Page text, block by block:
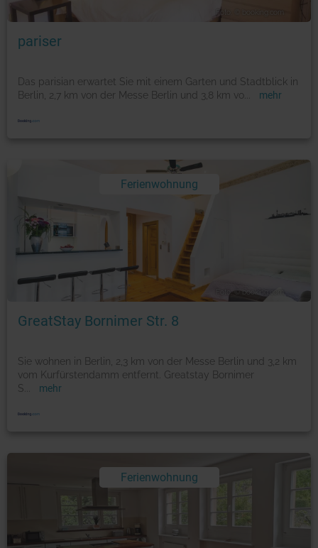
pariser
Das parisian erwartet Sie mit einem Garten und Stadtblick in
Berlin, 2,7 km von der Messe Berlin und 3,8 km vo
mehr
Ferienwohnung
Foto: © booking.com
GreatStay Bornimer Str. 8
Sie wohnen in Berlin, 2,3 km von der Messe Berlin und 3,2 km
vom Kurfürstendamm entfernt. Greatstay Bornimer
S
mehr
Ferienwohnung